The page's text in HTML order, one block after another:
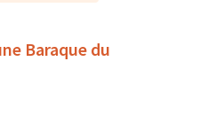
Baraque du